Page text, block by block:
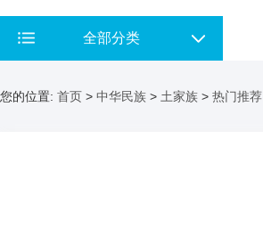
全部分类
您的位置: 首页 > 中华民族 > 土家族 > 热门推荐